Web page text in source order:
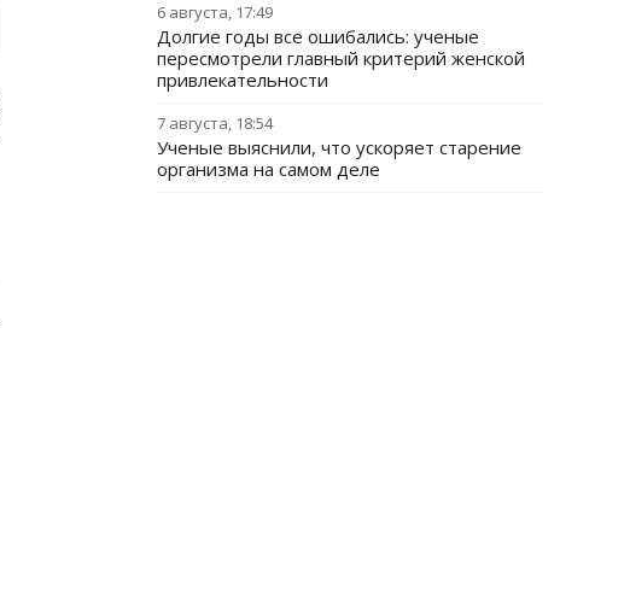
6 августа, 17:49
Долгие годы все ошибались: ученые
пересмотрели главный критерий женской
привлекательности
7 августа, 18:54
Ученые выяснили, что ускоряет старение
организма на самом деле